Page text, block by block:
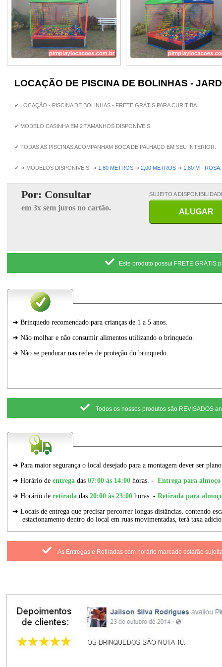
LOCAÇÃO DE PISCINA DE BOLINHAS -
✔ LOCAÇÃO - PISCINA DE BOLINHAS - FRETE GRÁTIS PARA CURITIBA.
✔ MODELO CASINHA EM 2 TAMANHOS DISPONÍVEIS.
✔ TODAS AS PISCINAS ACOMPANHAM BOCA DE PALHAÇO EM SEU INTERIOR.
✔ ➔ MODELOS DISPONÍVEIS: ➔ 1,80 METROS ➔ 2,00 METROS ➔ 1,80 M - ROSA
SUJEITO A
ALUGAR
Este produto possui FRETE GRÁTIS
Todos os nossos produtos são REVISADOS
As Entregas e Retiradas com horário marcado estarão
Piscina de Bolinhas